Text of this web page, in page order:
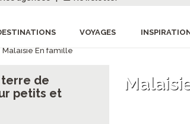
VOYAGES
Malaisie En famille
terre de
petits et